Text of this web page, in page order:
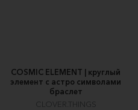
COSMIC ELEMENT | круглый
элемент с астро символами
браслет
CLOVER.THINGS